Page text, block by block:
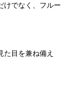
けでなく、フルー
た目を兼ね備え